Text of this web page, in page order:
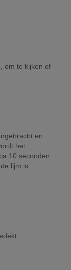
om te kijken of
en
het
10 seconden
lijm is